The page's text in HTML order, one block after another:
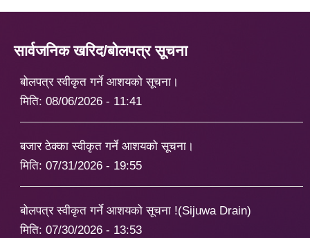
सार्वजनिक खरिद/बोलपत्र सूचना
बोलपत्र स्वीकृत गर्ने आशयको सूचना।
मिति: 08/06/2026 - 11:41
बजार ठेक्का स्वीकृत गर्ने आशयको सूचना।
मिति: 07/31/2026 - 19:55
बोलपत्र स्वीकृत गर्ने आशयको सूचना !(Sijuwa Drain)
मिति: 07/30/2026 - 13:53